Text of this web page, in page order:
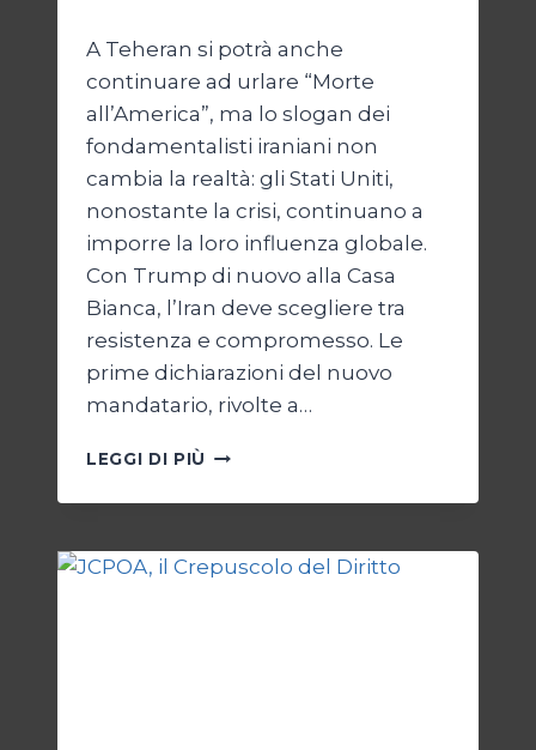
A Teheran si potrà anche
continuare ad urlare “Morte
all’America”, ma lo slogan dei
fondamentalisti iraniani non
cambia la realtà: gli Stati Uniti,
nonostante la crisi, continuano a
imporre la loro influenza globale.
Con Trump di nuovo alla Casa
Bianca, l’Iran deve scegliere tra
resistenza e compromesso. Le
prime dichiarazioni del nuovo
mandatario, rivolte a…
LEGGI DI PIÙ TRUMP
IL
PER
L’IRAN